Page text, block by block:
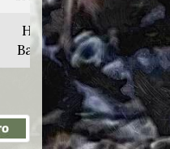
Hector
Babenco